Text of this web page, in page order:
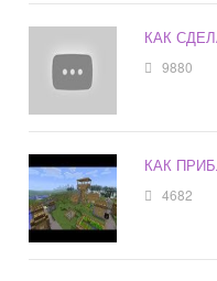
КАК
9880
КАК
4682